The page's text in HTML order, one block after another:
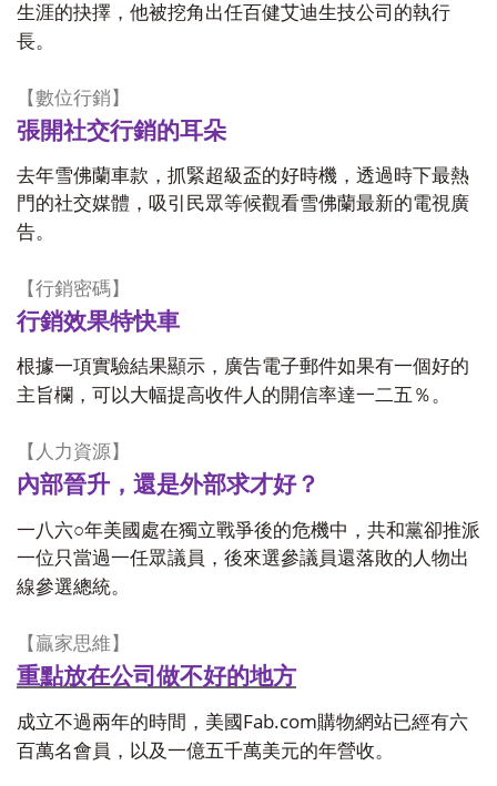
生涯的抉擇，他被挖角出任百健艾迪生技公司的執行
長。
【數位行銷】
張開社交行銷的耳朵
去年雪佛蘭車款，抓緊超級盃的好時機，透過時下最熱
門的社交媒體，吸引民眾等候觀看雪佛蘭最新的電視廣
告。
【行銷密碼】
行銷效果特快車
根據一項實驗結果顯示，廣告電子郵件如果有一個好的
主旨欄，可以大幅提高收件人的開信率達一二五％。
【人力資源】
內部晉升，還是外部求才好？
一八六○年美國處在獨立戰爭後的危機中，共和黨卻推派
一位只當過一任眾議員，後來選參議員還落敗的人物出
線參選總統。
【贏家思維】
重點放在公司做不好的地方
成立不過兩年的時間，美國 Fab.com購物網站已經有六
百萬名會員，以及一億五千萬美元的年營收。